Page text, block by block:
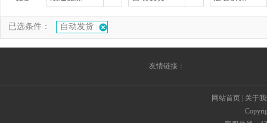
已选条件： 自动发货
友情链接：
网站首页
关于